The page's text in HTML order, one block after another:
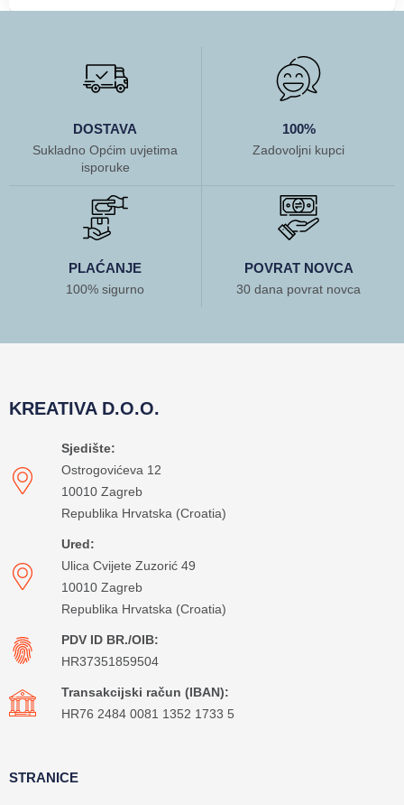
DOSTAVA
Sukladno Općim uvjetima
isporuke
100%
Zadovoljni kupci
PLAĆANJE
100% sigurno
POVRAT NOVCA
30 dana povrat novca
KREATIVA D.O.O.
Sjedište:
Ostrogovićeva 12
10010 Zagreb
Republika Hrvatska (Croatia)
Ured:
Ulica Cvijete Zuzorić 49
10010 Zagreb
Republika Hrvatska (Croatia)
PDV ID BR./OIB:
HR37351859504
Transakcijski račun (IBAN):
HR76 2484 0081 1352 1733 5
STRANICE